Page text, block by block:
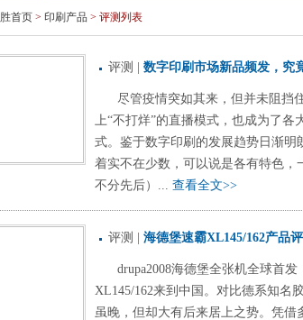
首页 > 印刷产品 > 评测列表
评测 数字印刷市场新品频发，究
尽管疫情突如其来，但并未阻挡
上“不打烊”的直播模式，也成为了各
式。鉴于数字印刷的发展趋势日渐明
着实不在少数，可以说是各有特色，
不分先后）... 查看全文>>
评测 海德堡速霸XL145/162产品
drupa2008海德堡全张机全球首
XL145/162来到中国。对比德系知名
虽晚，但却大有后来居上之势。凭借